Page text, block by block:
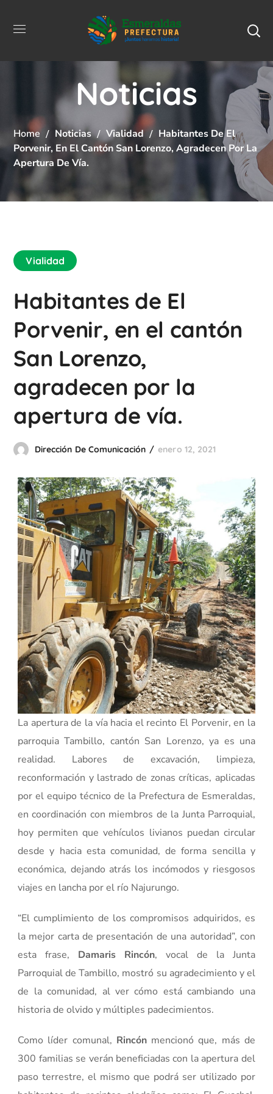
Noticias
Home Noticias Vialidad
Habitantes De El
Porvenir, En El Cantón San Lorenzo, Agradecen Por La
Apertura De Vía.
Vialidad
Habitantes de El
Porvenir, en el cantón
San Lorenzo,
agradecen por la
apertura de vía.
Dirección De Comunicación enero 12, 2021
La apertura de la vía hacia el recinto El Porvenir, en la
parroquia Tambillo, cantón San Lorenzo, ya es una
realidad. Labores de excavación, limpieza,
reconformación y lastrado de zonas críticas, aplicadas
por el equipo técnico de la Prefectura de Esmeraldas,
en coordinación con miembros de la Junta Parroquial,
hoy permiten que vehículos livianos puedan circular
desde y hacia esta comunidad, de forma sencilla y
económica, dejando atrás los incómodos y riesgosos
viajes en lancha por el río Najurungo.
“El cumplimiento de los compromisos adquiridos, es
la mejor carta de presentación de una autoridad”, con
esta frase, Damaris Rincón, vocal de la Junta
Parroquial de Tambillo, mostró su agradecimiento y el
de la comunidad, al ver cómo está cambiando una
historia de olvido y múltiples padecimientos.
Como líder comunal, Rincónmencionó que, más de
300 familias se verán beneficiadas con la apertura del
paso terrestre, el mismo que podrá ser utilizado por